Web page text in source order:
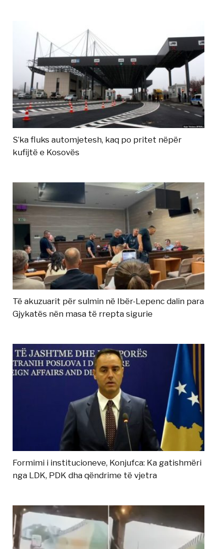
S’ka fluks automjetesh, kaq po pritet nëpër
kufijtë e Kosovës
Të akuzuarit për sulmin në Ibër-Lepenc dalin para
Gjykatës nën masa të rrepta sigurie
Formimi i institucioneve, Konjufca: Ka gatishmëri
nga LDK, PDK dha qëndrime të vjetra